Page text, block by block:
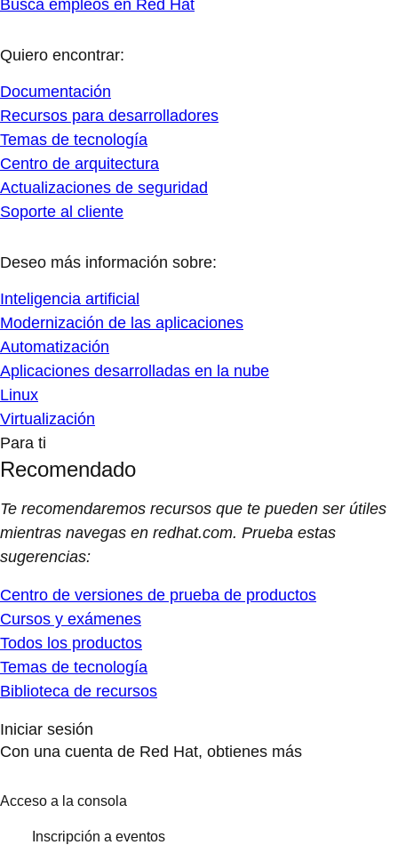
Busca empleos en Red Hat
Quiero encontrar:
Documentación
Recursos para desarrolladores
Temas de tecnología
Centro de arquitectura
Actualizaciones de seguridad
Soporte al cliente
Deseo más información sobre:
Inteligencia artificial
Modernización de las aplicaciones
Automatización
Aplicaciones desarrolladas en la nube
Linux
Virtualización
Para ti
Recomendado
Te recomendaremos recursos que te pueden ser útiles
mientras navegas en redhat.com. Prueba estas
sugerencias:
Centro de versiones de prueba de productos
Cursos y exámenes
Todos los productos
Temas de tecnología
Biblioteca de recursos
Iniciar sesión
Con una cuenta de Red Hat, obtienes más
Acceso a la consola
Inscripción a eventos